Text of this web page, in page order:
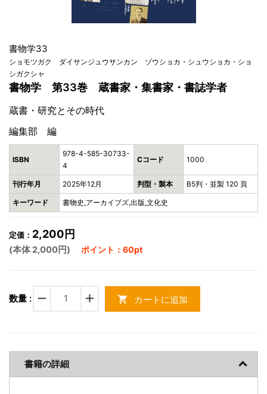
書物学33
ショモツガク ダイサンジュウサンカン ゾウショカ・シュウショカ・ショ
シガクシャ
書物学 第33巻 蔵書家・集書家・書誌学者
蔵書・研究とその時代
編集部 編
ISBN
978-4-585-30733-
4
Cコード 1000
刊行年月 2025年12月 判型・製本 B5判・並製 120 頁
キーワード 書物史,アーカイブズ,出版,文化史
定価： 2,200円
(本体 2,000円) ポイント：60pt
数量 : remove add shopping_cart カートに追加
書籍の詳細